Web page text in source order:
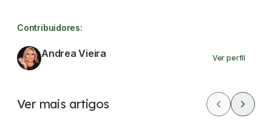
Contribuidores:
Andrea Vieira Ver perfil
Ver mais artigos
CBD Dores